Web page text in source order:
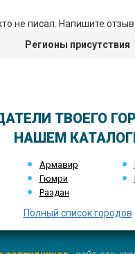
не писал. Напишите
Регионы присутствия
ТВОЕГО
НАШЕМ
Армавир
Гюмри
Раздан
Полный список городов